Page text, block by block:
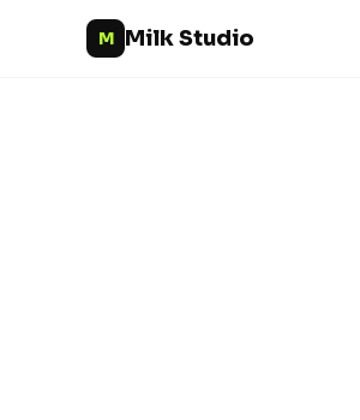
M Milk Studio